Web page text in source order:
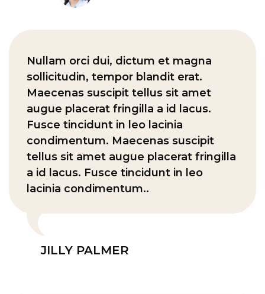
Nullam orci dui, dictum et magna
sollicitudin, tempor blandit erat.
Maecenas suscipit tellus sit amet
augue placerat fringilla a id lacus.
Fusce tincidunt in leo lacinia
condimentum. Maecenas suscipit
tellus sit amet augue placerat fringilla
a id lacus. Fusce tincidunt in leo
lacinia condimentum..
JILLY PALMER